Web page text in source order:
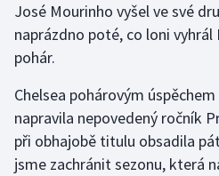
Házená
Judo
Krasobruslení
José Mourinho vyšel ve své
naprázdno poté, co loni
pohár.
Chelsea pohárovým
napravila nepovedený ročník
při obhajobě titulu obsadila
jsme zachránit sezonu, která